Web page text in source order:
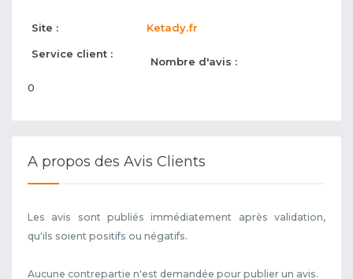
Site : Ketady.fr
Service client :
Nombre d'avis :
0
A propos des Avis Clients
Les avis sont publiés immédiatement après validation,
qu'ils soient positifs ou négatifs.
Aucune contrepartie n'est demandée pour publier un avis.